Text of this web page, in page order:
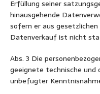
Erfüllung seiner
hinausgehende
sofern er aus
Datenverkauf ist nicht
Abs. 3 Die
geeignete technische und
unbefugter